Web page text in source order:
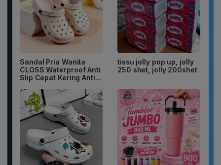
Sandal Pria Wanita
CLOSS Waterproof Anti
Slip Cepat Kering Anti...
tissu jolly pop up, jolly
250 shet, jolly 200shet